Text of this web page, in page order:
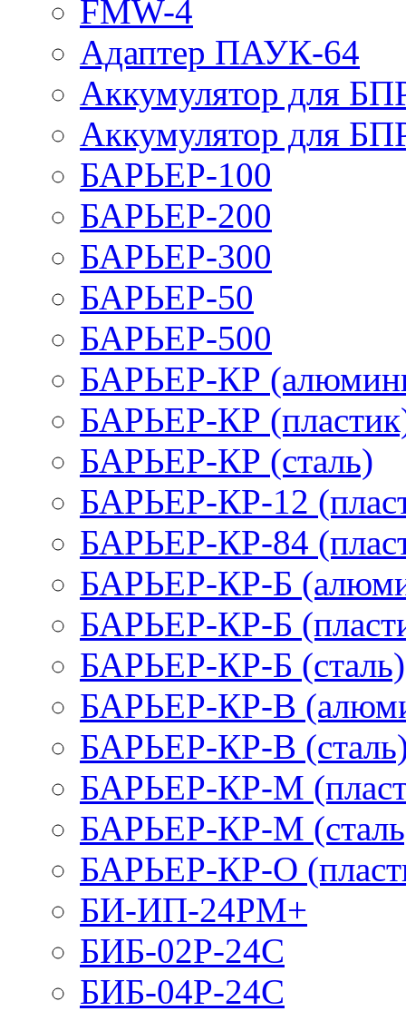
FMW-4
Адаптер ПАУК-64
Аккумулятор для
Аккумулятор для
БАРЬЕР-100
БАРЬЕР-200
БАРЬЕР-300
БАРЬЕР-50
БАРЬЕР-500
БАРЬЕР-КР
БАРЬЕР-КР
БАРЬЕР-КР (сталь)
БАРЬЕР-КР-12
БАРЬЕР-КР-84
БАРЬЕР-КР-Б
БАРЬЕР-КР-Б
БАРЬЕР-КР-Б (сталь)
БАРЬЕР-КР-В
БАРЬЕР-КР-В
БАРЬЕР-КР-М
БАРЬЕР-КР-М
БАРЬЕР-КР-О
БИ-ИП-24РМ+
БИБ-02Р-24С
БИБ-04Р-24С